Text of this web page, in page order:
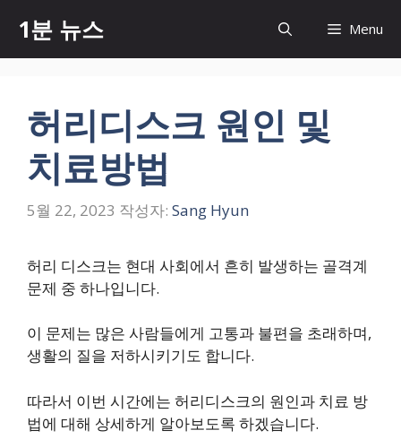
츠
1분 뉴스 Menu
허리디스크 원인 및
치료방법
5월 22, 2023 작성자: Sang Hyun
허리 디스크는 현대 사회에서 흔히 발생하는 골격계
문제 중 하나입니다.
이 문제는 많은 사람들에게 고통과 불편을 초래하며,
생활의 질을 저하시키기도 합니다.
따라서 이번 시간에는 허리디스크의 원인과 치료 방
법에 대해 상세하게 알아보도록 하겠습니다.